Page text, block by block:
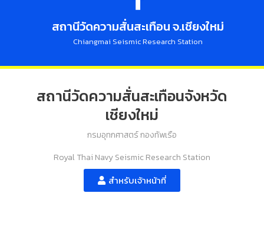
สถานีวัดความสั่นสะเทือน จ.เชียงใหม่
Chiangmai Seismic Research Station
สถานีวัดความสั่นสะเทือนจังหวัด
เชียงใหม่
กรมอุทกศาสตร์ กองทัพเรือ
Royal Thai Navy Seismic Research Station
สำหรับเจ้าหน้าที่